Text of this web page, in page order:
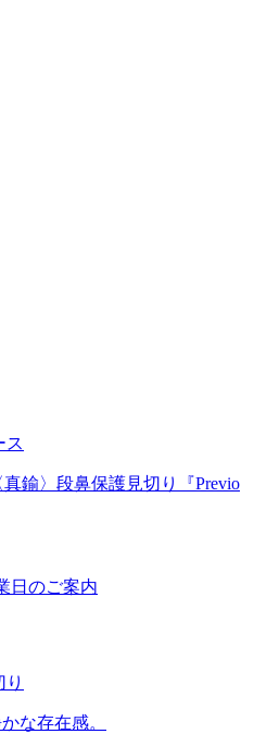
ス
鍮〉段鼻保護見切り『Previo
日のご案内
な存在感。